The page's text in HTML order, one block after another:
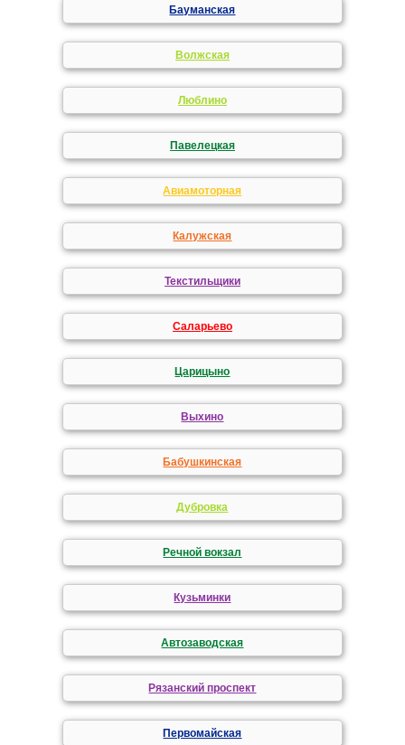
Бауманская
Волжская
Люблино
Павелецкая
Авиамоторная
Калужская
Текстильщики
Саларьево
Царицыно
Выхино
Бабушкинская
Дубровка
Речной вокзал
Кузьминки
Автозаводская
Рязанский проспект
Первомайская